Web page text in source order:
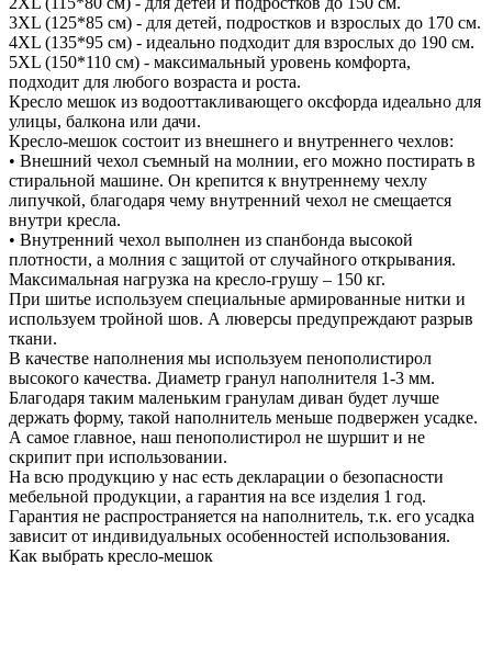
3XL (125*85 см) - для детей, подростков и взрослых до 170 см.
4XL (135*95 см) - идеально подходит для взрослых до 190 см.
5XL (150*110 см) - максимальный уровень комфорта,
подходит для любого возраста и роста.
Кресло мешок из водооттакливающего оксфорда идеально для
улицы, балкона или дачи.
Кресло-мешок состоит из внешнего и внутреннего чехлов:
• Внешний чехол съемный на молнии, его можно постирать в
стиральной машине. Он крепится к внутреннему чехлу
липучкой, благодаря чему внутренний чехол не смещается
внутри кресла.
• Внутренний чехол выполнен из спанбонда высокой
плотности, а молния с защитой от случайного открывания.
Максимальная нагрузка на кресло-грушу – 150 кг.
При шитье используем специальные армированные нитки и
используем тройной шов. А люверсы предупреждают разрыв
ткани.
В качестве наполнения мы используем пенополистирол
высокого качества. Диаметр гранул наполнителя 1-3 мм.
Благодаря таким маленьким гранулам диван будет лучше
держать форму, такой наполнитель меньше подвержен усадке.
А самое главное, наш пенополистирол не шуршит и не
скрипит при использовании.
На всю продукцию у нас есть декларации о безопасности
мебельной продукции, а гарантия на все изделия 1 год.
Гарантия не распространяется на наполнитель, т.к. его усадка
зависит от индивидуальных особенностей использования.
Как выбрать кресло-мешок